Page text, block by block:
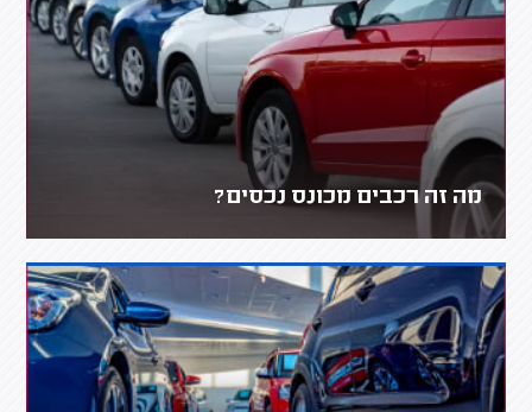
מה זה רכבים מכונס נכסים?